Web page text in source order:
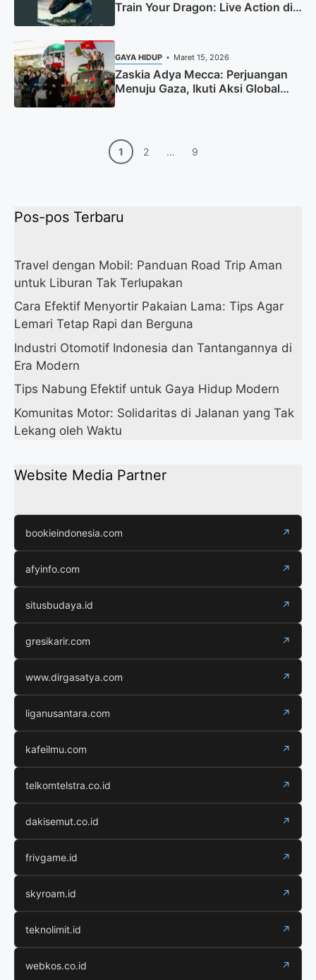
Train Your Dragon: Live Action di
Bioskop!
GAYA HIDUP Maret 15, 2026
Zaskia Adya Mecca: Perjuangan
Menuju Gaza, Ikuti Aksi Global
March!
Halaman
1 Halaman
2 … Halaman
9
Pos-pos Terbaru
Travel dengan Mobil: Panduan Road Trip Aman
untuk Liburan Tak Terlupakan
Cara Efektif Menyortir Pakaian Lama: Tips Agar
Lemari Tetap Rapi dan Berguna
Industri Otomotif Indonesia dan Tantangannya di
Era Modern
Tips Nabung Efektif untuk Gaya Hidup Modern
Komunitas Motor: Solidaritas di Jalanan yang Tak
Lekang oleh Waktu
Website Media Partner
bookieindonesia.com ↗
afyinfo.com ↗
situsbudaya.id ↗
gresikarir.com ↗
www.dirgasatya.com ↗
liganusantara.com ↗
kafeilmu.com ↗
telkomtelstra.co.id ↗
dakisemut.co.id ↗
frivgame.id ↗
skyroam.id ↗
teknolimit.id ↗
webkos.co.id ↗